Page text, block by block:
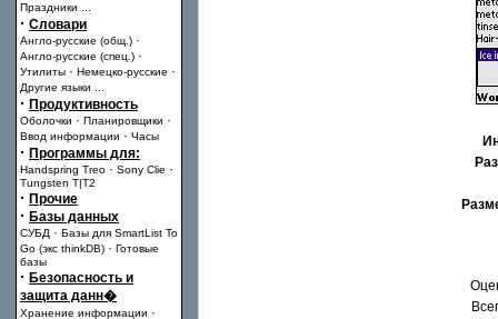
Праздники
· Словари
Англо-русские (общ.) ·
Англо-русские (спец.) ·
Утилиты · Немецко-русские ·
Другие языки
· Продуктивность
Оболочки · Планировщики ·
Ввод информации · Часы
· Программы для:
Handspring Treo · Sony Clie ·
Tungsten T|T2
· Прочие
· Базы данных
СУБД · Базы для SmartList To
Go (экс thinkDB) · Готовые
базы
· Безопасность и
защита данн�
Хранение информации ·